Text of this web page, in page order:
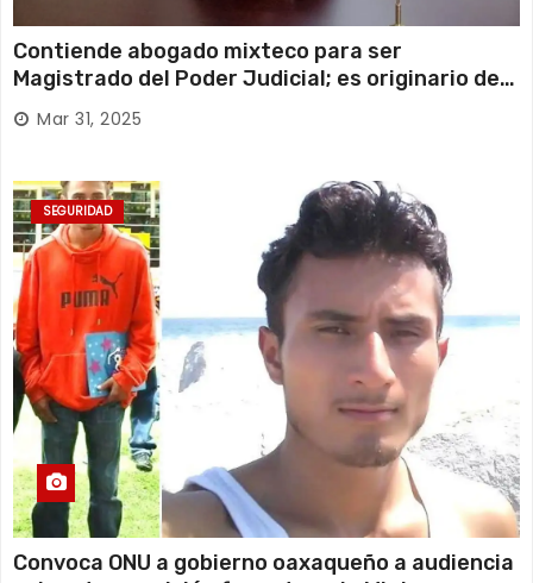
Contiende abogado mixteco para ser
Magistrado del Poder Judicial; es originario de
Huajuapan de León
Mar 31, 2025
SEGURIDAD
Convoca ONU a gobierno oaxaqueño a audiencia